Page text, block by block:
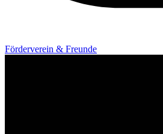
Förderverein & Freunde